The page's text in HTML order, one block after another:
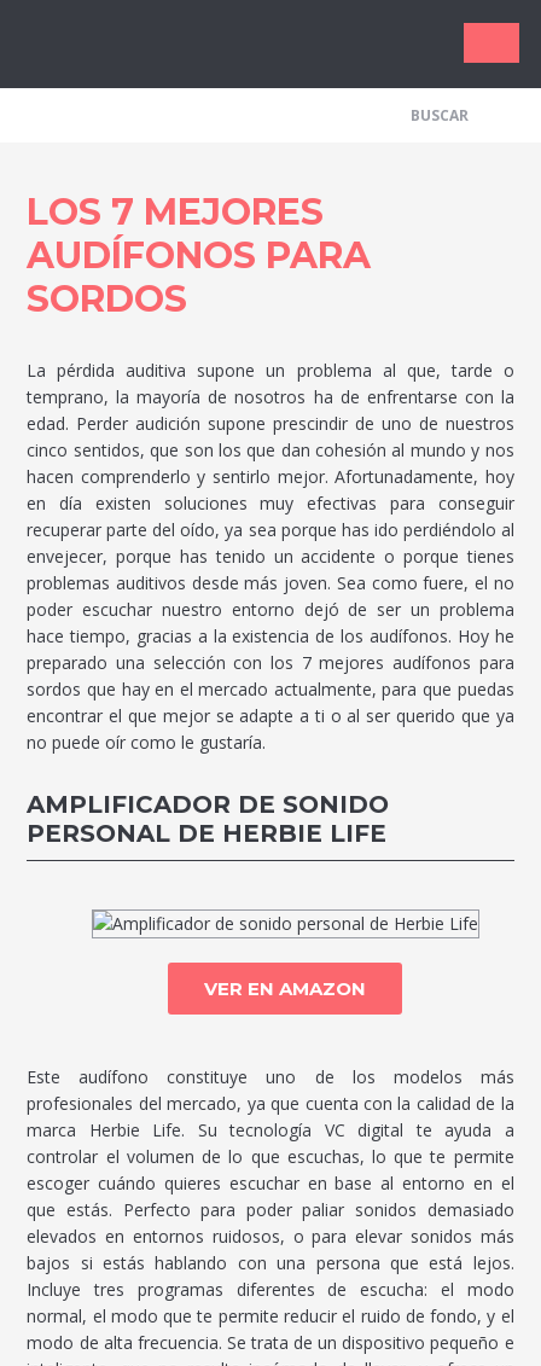
Los
LOS 7 MEJORES
AUDÍFONOS PARA
SORDOS
La pérdida auditiva supone un problema al que, tarde o
temprano, la mayoría de nosotros ha de enfrentarse con la
edad. Perder audición supone prescindir de uno de nuestros
cinco sentidos, que son los que dan cohesión al mundo y nos
hacen comprenderlo y sentirlo mejor. Afortunadamente, hoy
en día existen soluciones muy efectivas para conseguir
recuperar parte del oído, ya sea porque has ido perdiéndolo al
envejecer, porque has tenido un accidente o porque tienes
problemas auditivos desde más joven. Sea como fuere, el no
poder escuchar nuestro entorno dejó de ser un problema
hace tiempo, gracias a la existencia de los audífonos. Hoy he
preparado una selección con los 7 mejores audífonos para
sordos que hay en el mercado actualmente, para que puedas
encontrar el que mejor se adapte a ti o al ser querido que ya
no puede oír como le gustaría.
AMPLIFICADOR DE SONIDO
PERSONAL DE HERBIE LIFE
VER EN AMAZON
Este audífono constituye uno de los modelos más
profesionales del mercado, ya que cuenta con la calidad de la
marca Herbie Life. Su tecnología VC digital te ayuda a
controlar el volumen de lo que escuchas, lo que te permite
escoger cuándo quieres escuchar en base al entorno en el
que estás. Perfecto para poder paliar sonidos demasiado
elevados en entornos ruidosos, o para elevar sonidos más
bajos si estás hablando con una persona que está lejos.
Incluye tres programas diferentes de escucha: el modo
normal, el modo que te permite reducir el ruido de fondo, y el
modo de alta frecuencia. Se trata de un dispositivo pequeño e